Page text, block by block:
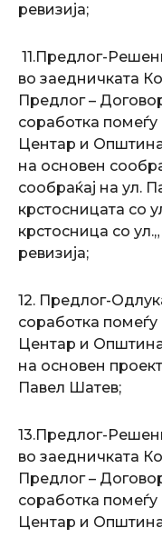
ревизија;
11.Предлог-
во заедничката
Предлог –
соработка
Центар и
на основен
сообраќај на ул.
крстосницата со
крстосница со
ревизија;
12. Предлог-
соработка
Центар и
на основен
Павел Шатев;
13.Предлог-
во заедничката
Предлог –
соработка
Центар и